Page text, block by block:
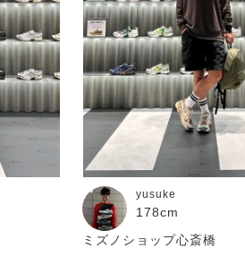
yusuke
178cm
ミズノショップ心斎橋